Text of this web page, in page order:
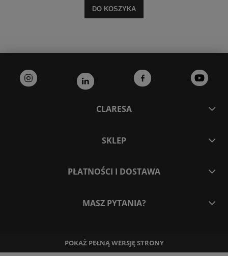
DO KOSZYKA
CLARESA
SKLEP
PŁATNOŚCI I DOSTAWA
MASZ PYTANIA?
POKAŻ PEŁNĄ WERSJĘ STRONY